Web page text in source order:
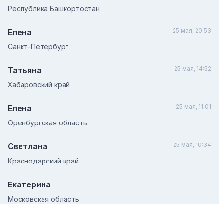
Республика Башкортостан
Елена
Санкт-Петербург
25 мая, 20:53
Татьяна
Хабаровский край
25 мая, 14:52
Елена
Оренбургская область
25 мая, 11:01
Светлана
Краснодарский край
25 мая, 10:34
Екатерина
Московская область